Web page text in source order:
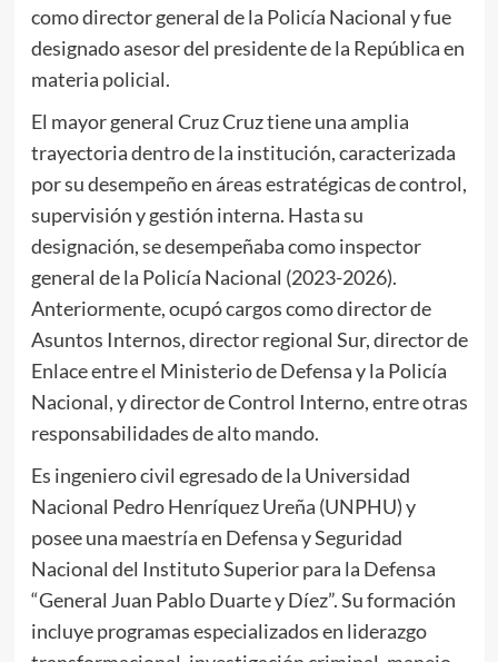
como director general de la Policía Nacional y fue
designado asesor del presidente de la República en
materia policial.
El mayor general Cruz Cruz tiene una amplia
trayectoria dentro de la institución, caracterizada
por su desempeño en áreas estratégicas de control,
supervisión y gestión interna. Hasta su
designación, se desempeñaba como inspector
general de la Policía Nacional (2023-2026).
Anteriormente, ocupó cargos como director de
Asuntos Internos, director regional Sur, director de
Enlace entre el Ministerio de Defensa y la Policía
Nacional, y director de Control Interno, entre otras
responsabilidades de alto mando.
Es ingeniero civil egresado de la Universidad
Nacional Pedro Henríquez Ureña (UNPHU) y
posee una maestría en Defensa y Seguridad
Nacional del Instituto Superior para la Defensa
“General Juan Pablo Duarte y Díez”. Su formación
incluye programas especializados en liderazgo